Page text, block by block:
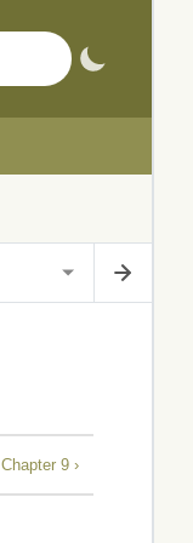
Chapter 9 ›